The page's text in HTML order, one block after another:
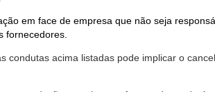
em face de empresa que não seja
fornecedores.
condutas acima listadas pode implicar o